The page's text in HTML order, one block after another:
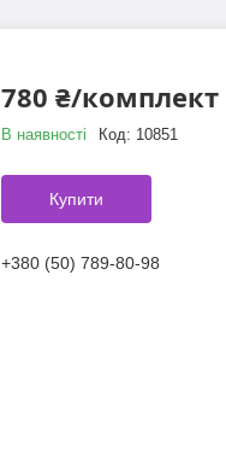
780 ₴/комплект
В наявності Код: 10851
Купити
+380 (50) 789-80-98